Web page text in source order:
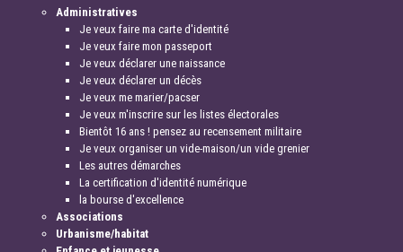
Administratives
Je veux faire ma carte d'identité
Je veux faire mon passeport
Je veux déclarer une naissance
Je veux déclarer un décès
Je veux me marier/pacser
Je veux m'inscrire sur les listes électorales
Bientôt 16 ans ! pensez au recensement militaire
Je veux organiser un vide-maison/un vide grenier
Les autres démarches
La certification d'identité numérique
la bourse d'excellence
Associations
Urbanisme/habitat